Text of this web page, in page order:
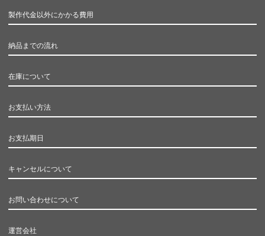
製作代金以外にかかる費用
納品までの流れ
在庫について
お支払い方法
お支払期日
キャンセルについて
お問い合わせについて
運営会社